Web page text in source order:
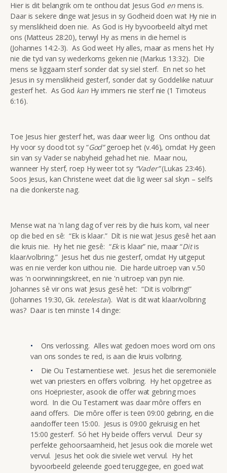
Hier is dit belangrik om te onthou dat Jesus God en mens is.
Daar is sekere dinge wat Jesus in sy Godheid doen wat Hy nie in
sy menslikheid doen nie. As God is Hy byvoorbeeld altyd met
ons (Matteus 28:20), terwyl Hy as mens in die hemel is
(Johannes 14:2-3). As God weet Hy alles, maar as mens het Hy
nie die tyd van sy wederkoms geken nie (Markus 13:32). Die
mens se liggaam sterf sonder dat sy siel sterf. En net so het
Jesus in sy menslikheid gesterf, sonder dat sy Goddelike natuur
gesterf het. As God kan Hy immers nie sterf nie (1 Timoteus
6:16).
Toe Jesus hier gesterf het, was daar weer lig. Ons onthou dat
Hy voor sy dood tot sy “God” geroep het (v.46), omdat Hy geen
sin van sy Vader se nabyheid gehad het nie. Maar nou,
wanneer Hy sterf, roep Hy weer tot sy “Vader”(Lukas 23:46).
Soos Jesus, kan Christene weet dat die lig weer sal skyn – selfs
na die donkerste nag.
Mense wat na 'n lang dag of ver reis by die huis kom, val neer
op die bed en sê: “Ek is klaar.” Dít is nie wat Jesus gesê het aan
die kruis nie. Hy het nie gesê: “Ekis klaar” nie, maar “Ditis
klaar/volbring.” Jesus het dus nie gesterf, omdat Hy uitgeput
was en nie verder kon uithou nie. Die harde uitroep van v.50
was 'n oorwinningskreet, en nie 'n uitroep van pyn nie.
Johannes sê vir ons wat Jesus gesê het: “Dit is volbring!”
(Johannes 19:30, Gk. tetelestai). Wat is dit wat klaar/volbring
was? Daar is ten minste 14 dinge:
Ons verlossing. Alles wat gedoen moes word om ons
van ons sondes te red, is aan die kruis volbring.
Die Ou Testamentiese wet. Jesus het die seremoniële
wet van priesters en offers volbring. Hy het opgetree as
ons Hoëpriester, asook die offer wat gebring moes
word. In die Ou Testament was daar môre offers en
aand offers. Die môre offer is teen 09:00 gebring, en die
aandoffer teen 15:00. Jesus is 09:00 gekruisig en het
15:00 gesterf. Só het Hy beide offers vervul. Deur sy
perfekte gehoorsaamheid, het Jesus ook die morele wet
vervul. Jesus het ook die siviele wet vervul. Hy het
byvoorbeeld geleende goed teruggegee, en goed wat